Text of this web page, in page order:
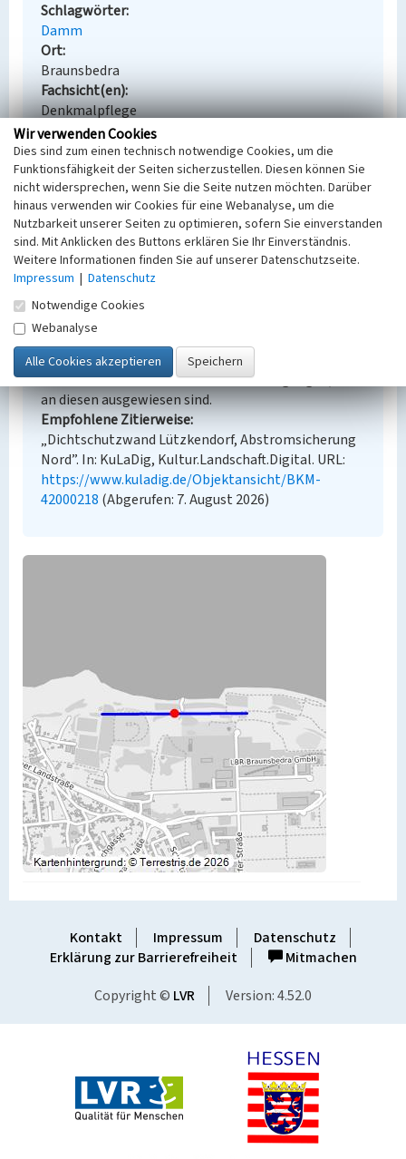
Schlagwörter
Damm
Ort
Braunsbedra
Fachsicht(en)
Denkmalpflege
Erfassungsmaßstab
Keine Angabe
Erfassungsmethode
Übernahme aus externer Fachdatenbank
Empfohlene Zitierweise
Urheberrechtlicher Hinweis
Der hier präsentierte Inhalt steht unter der freien
Lizenz dl-by-de/2.0 (Namensnennung). Die
angezeigten Medien unterliegen möglicherweise
zusätzlichen urheberrechtlichen Bedingungen, die
an diesen ausgewiesen sind.
Empfohlene Zitierweise
„Dichtschutzwand Lützkendorf, Abstromsicherung
Nord”. In: KuLaDig, Kultur.Landschaft.Digital. URL:
https://www.kuladig.de/Objektansicht/BKM-
42000218 (Abgerufen: 7. August 2026)
Kontakt Impressum
Datenschutz
Erklärung zur Barrierefreiheit
Mitmachen
Copyright © LVR Version: 4.52.0
Wir verwenden Cookies
Dies sind zum einen technisch notwendige Cookies, um die
Funktionsfähigkeit der Seiten sicherzustellen. Diesen können Sie
nicht widersprechen, wenn Sie die Seite nutzen möchten. Darüber
hinaus verwenden wir Cookies für eine Webanalyse, um die
Nutzbarkeit unserer Seiten zu optimieren, sofern Sie einverstanden
sind. Mit Anklicken des Buttons erklären Sie Ihr Einverständnis.
Weitere Informationen finden Sie auf unserer Datenschutzseite.
Impressum | Datenschutz
Notwendige Cookies
Webanalyse